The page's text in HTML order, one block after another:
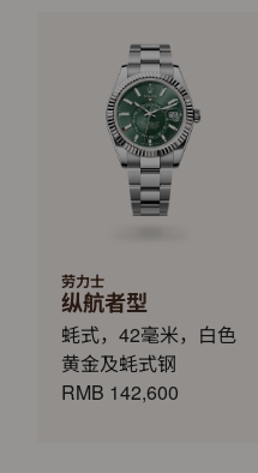
劳力士
纵航者型
蚝式，42毫米，白色
黄金及蚝式钢
RMB 142,600